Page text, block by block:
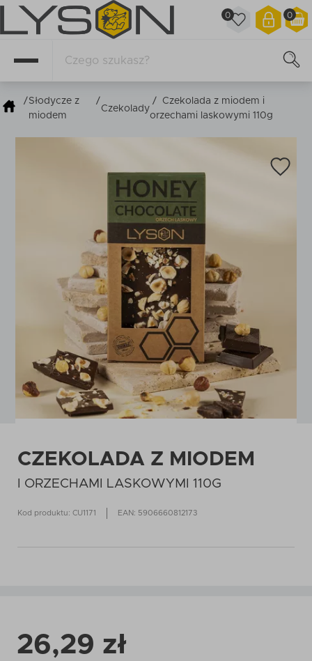
0
0
/ Słodycze z
miodem
/
Czekolady
/ Czekolada z miodem i
orzechami laskowymi 110g
CZEKOLADA Z MIODEM
I ORZECHAMI LASKOWYMI 110G
Kod produktu: CU1171 EAN: 5906660812173
26,29 zł